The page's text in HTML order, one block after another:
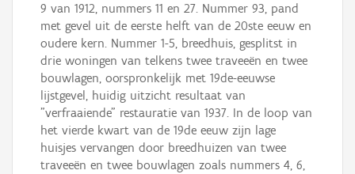
9 van 1912, nummers 11 en 27. Nummer 93, pand
met gevel uit de eerste helft van de 20ste eeuw en
oudere kern. Nummer 1-5, breedhuis, gesplitst in
drie woningen van telkens twee traveeën en twee
bouwlagen, oorspronkelijk met 19de-eeuwse
lijstgevel, huidig uitzicht resultaat van
"verfraaiende" restauratie van 1937. In de loop van
het vierde kwart van de 19de eeuw zijn lage
huisjes vervangen door breedhuizen van twee
traveeën en twee bouwlagen zoals nummers 4, 6,